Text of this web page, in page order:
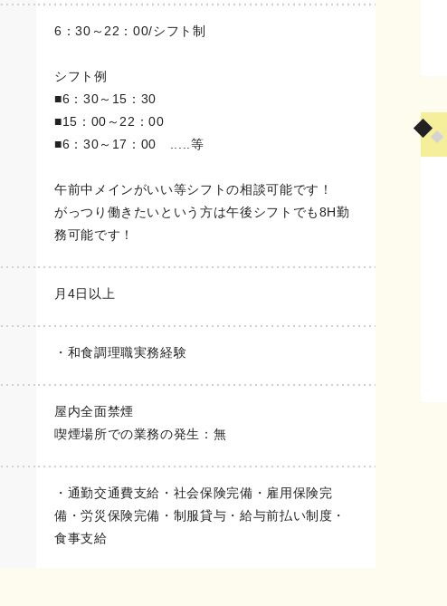
6：30～22：00/シフト制
シフト例
■6：30～15：30
■15：00～22：00
■6：30～17：00 .....等
午前中メインがいい等シフトの相談可能です！
がっつり働きたいという方は午後シフトでも8H勤
務可能です！
月4日以上
・和食調理職実務経験
屋内全面禁煙
喫煙場所での業務の発生：無
・通勤交通費支給・社会保険完備・雇用保険完
備・労災保険完備・制服貸与・給与前払い制度・
食事支給